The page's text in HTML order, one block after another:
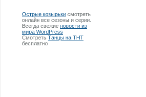
Острые козырьки смотреть
онлайн все сезоны и серии.
Всегда свежие новости из
мира WordPress
Смотреть Танцы на ТНТ
бесплатно